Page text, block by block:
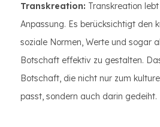
Transkreation: Transkreation
Anpassung. Es berücksichtigt den
soziale Normen, Werte und sogar
Botschaft effektiv zu gestalten.
Botschaft, die nicht nur zum
passt, sondern auch darin gedeiht.